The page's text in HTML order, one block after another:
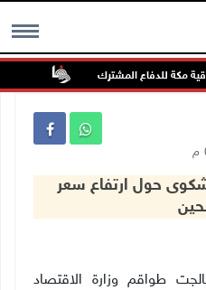
MENU مكة للدفاع المشترك
تعالج 29 شكوى حول ارتفاع سعر
3-2022 وفا- عالجت طواقم وزارة الاقتصاد